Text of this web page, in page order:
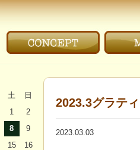
2023.3グラテ
2023.03.03
土 日
1
2
8
9
15
16